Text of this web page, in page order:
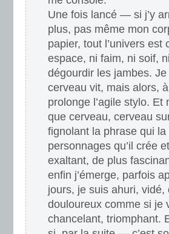
Une fois lancé — si j’y
plus, pas même mon
papier, tout l’univers est
espace, ni faim, ni soif,
dégourdir les jambes.
cerveau vit, mais alors,
prolonge l’agile stylo.
que cerveau, cerveau
fignolant la phrase qui
personnages qu’il crée
exaltant, de plus
enfin j’émerge, parfois
jours, je suis ahuri,
douloureux comme si je
chancelant, triomphant.